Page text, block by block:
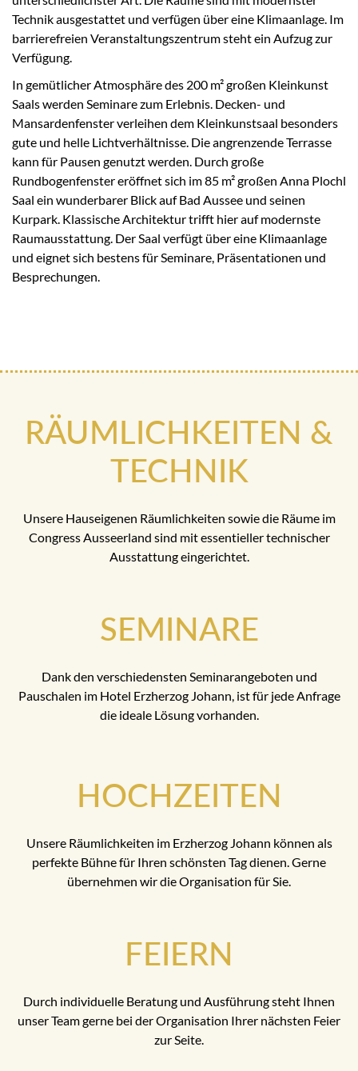
Technik ausgestattet und verfügen über eine Klimaanlage. Im
barrierefreien Veranstaltungszentrum steht ein Aufzug zur
Verfügung.
In gemütlicher Atmosphäre des 200 m² großen Kleinkunst
Saals werden Seminare zum Erlebnis. Decken- und
Mansardenfenster verleihen dem Kleinkunstsaal besonders
gute und helle Lichtverhältnisse. Die angrenzende Terrasse
kann für Pausen genutzt werden. Durch große
Rundbogenfenster eröffnet sich im 85 m² großen Anna Plochl
Saal ein wunderbarer Blick auf Bad Aussee und seinen
Kurpark. Klassische Architektur trifft hier auf modernste
Raumausstattung. Der Saal verfügt über eine Klimaanlage
und eignet sich bestens für Seminare, Präsentationen und
Besprechungen.
RÄUMLICHKEITEN &
TECHNIK
Unsere Hauseigenen Räumlichkeiten sowie die Räume im
Congress Ausseerland sind mit essentieller technischer
Ausstattung eingerichtet.
SEMINARE
Dank den verschiedensten Seminarangeboten und
Pauschalen im Hotel Erzherzog Johann, ist für jede Anfrage
die ideale Lösung vorhanden.
HOCHZEITEN
Unsere Räumlichkeiten im Erzherzog Johann können als
perfekte Bühne für Ihren schönsten Tag dienen. Gerne
übernehmen wir die Organisation für Sie.
FEIERN
Durch individuelle Beratung und Ausführung steht Ihnen
unser Team gerne bei der Organisation Ihrer nächsten Feier
zur Seite.